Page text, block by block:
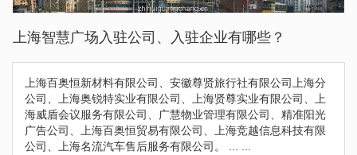
上海智慧广场入驻公司、入驻企业有哪些？
上海百奥恒新材料有限公司、安徽尊贤旅行社有限公司上海分
公司、上海奥锐特实业有限公司、上海贤尊实业有限公司、上
海威盾会议服务有限公司、广慧物业管理有限公司、精准阳光
广告公司、上海百奥恒贸易有限公司、上海竞越信息科技有限
公司、上海名流汽车售后服务有限公司。 ... ...